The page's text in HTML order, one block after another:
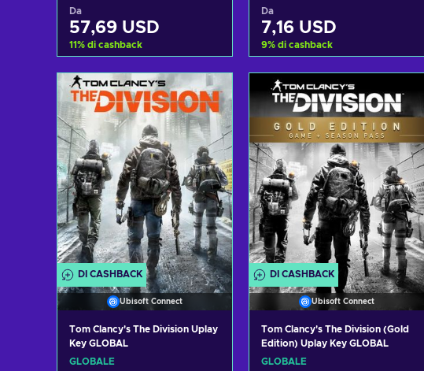
Da
57,69 USD
11% di cashback
Aggiungi al carrello
Visualizza offerte
Da
7,16 USD
9% di cashback
Visualizza offerte
DI CASHBACK
Ubisoft Connect
Tom Clancy's The Division Uplay
Key GLOBAL
GLOBALE
DI CASHBACK
Ubisoft Connect
Tom Clancy's The Division (Gold
Edition) Uplay Key GLOBAL
GLOBALE